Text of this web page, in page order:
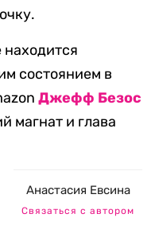
состоянием в
Джефф Безос
магнат и глава
Анастасия Евсина
Связаться с автором